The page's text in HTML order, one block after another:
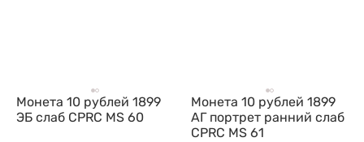
Монета 10 рублей 1899
ЭБ слаб CPRC MS 60
Монета 10 рублей 1899
АГ портрет ранний слаб
CPRC MS 61